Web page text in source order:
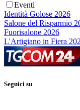
Eventi
Identità Golose 2026
Salone del Risparmio
Fuorisalone 2026
L'Artigiano in Fiera
Seguici su